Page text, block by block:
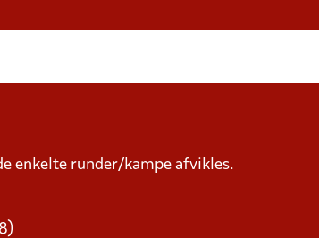
enkelte runder/kampe afvikles.